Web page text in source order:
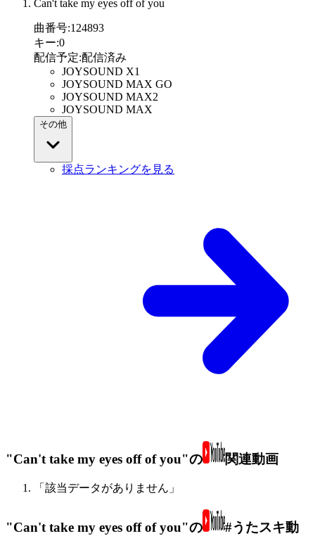
Can't take my eyes off of you
曲番号:124893
キー:0
配信予定:配信済み
JOYSOUND X1
JOYSOUND MAX GO
JOYSOUND MAX2
JOYSOUND MAX
その他
採点ランキングを見る
"Can't take my eyes off of you"の 関連動画
「該当データがありません」
"Can't take my eyes off of you"の
#うたスキ動